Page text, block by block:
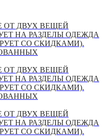
ОТ ДВУХ ВЕЩЕЙ
НА РАЗДЕЛЫ ОДЕЖДА
СО СКИДКАМИ).
ОТ ДВУХ ВЕЩЕЙ
НА РАЗДЕЛЫ ОДЕЖДА
СО СКИДКАМИ).
ОТ ДВУХ ВЕЩЕЙ
НА РАЗДЕЛЫ ОДЕЖДА
СО СКИДКАМИ).